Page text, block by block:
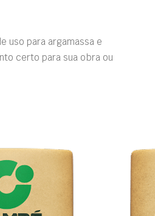
uso para argamassa e
certo para sua obra ou